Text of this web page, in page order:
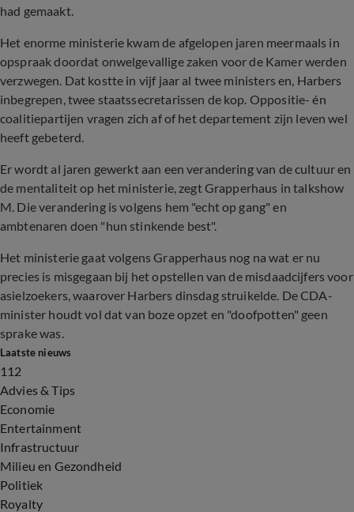
had gemaakt.
Het enorme ministerie kwam de afgelopen jaren meermaals in
opspraak doordat onwelgevallige zaken voor de Kamer werden
verzwegen. Dat kostte in vijf jaar al twee ministers en, Harbers
inbegrepen, twee staatssecretarissen de kop. Oppositie- én
coalitiepartijen vragen zich af of het departement zijn leven wel
heeft gebeterd.
Er wordt al jaren gewerkt aan een verandering van de cultuur en
de mentaliteit op het ministerie, zegt Grapperhaus in talkshow
M. Die verandering is volgens hem "echt op gang" en
ambtenaren doen "hun stinkende best".
Het ministerie gaat volgens Grapperhaus nog na wat er nu
precies is misgegaan bij het opstellen van de misdaadcijfers voor
asielzoekers, waarover Harbers dinsdag struikelde. De CDA-
minister houdt vol dat van boze opzet en "doofpotten" geen
sprake was.
Laatste nieuws
112
Advies & Tips
Economie
Entertainment
Infrastructuur
Milieu en Gezondheid
Politiek
Royalty